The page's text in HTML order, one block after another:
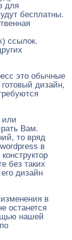
для
бесплатны.
ссылок.
это обычные
дизайн,
или
Вам.
то вряд
в
без таких
дизайн
в
останется
нашей